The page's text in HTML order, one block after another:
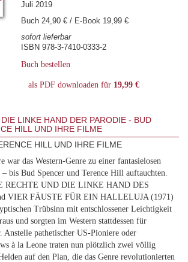
Juli 2019
Buch 24,90 € / E-Book 19,99 €
sofort lieferbar
ISBN 978-3-7410-0333-2
Buch bestellen
als PDF downloaden für 19,99 €
LINKE HAND DER PARODIE - BUD
HILL UND IHRE FILME
HILL UND IHRE FILME
war das Western-Genre zu einer fantasielosen
bis Bud Spencer und Terence Hill auftauchten.
RECHTE UND DIE LINKE HAND DES
VIER FÄUSTE FÜR EIN HALLELUJA(1971)
Trübsinn mit entschlossener Leichtigkeit
und sorgten im Western stattdessen für
Anstelle pathetischer US-Pioniere oder
à la Leone traten nun plötzlich zwei völlig
auf den Plan, die das Genre revolutionierten